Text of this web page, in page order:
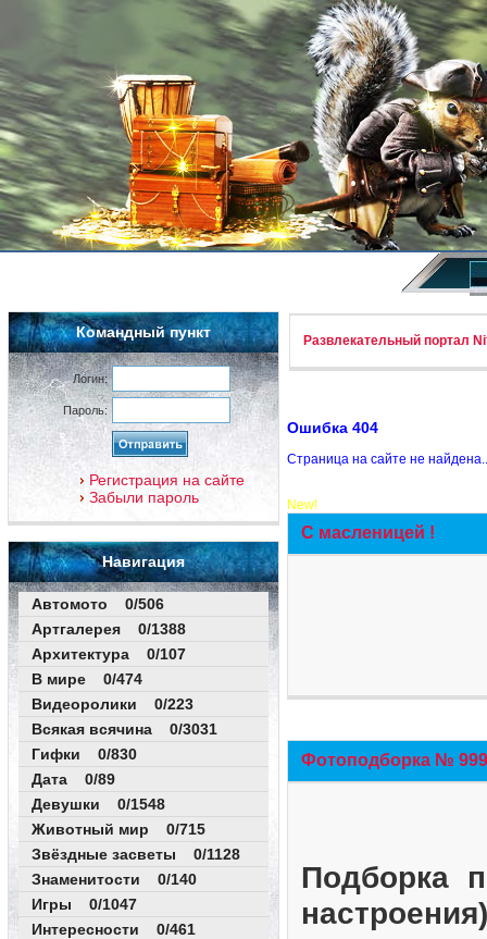
Командный пункт
Логин:
Пароль:
Регистрация на сайте
Забыли пароль
Навигация
Автомото 0/506
Артгалерея 0/1388
Архитектура 0/107
В мире 0/474
Видеоролики 0/223
Всякая всячина 0/3031
Гифки 0/830
Дата 0/89
Девушки 0/1548
Животный мир 0/715
Звёздные засветы 0/1128
Знаменитости 0/140
Игры 0/1047
Интересности 0/461
Развлекательный портал
Ошибка 404
Страница на сайте не
New!
С масленицей !
Фотоподборка №
Подборка